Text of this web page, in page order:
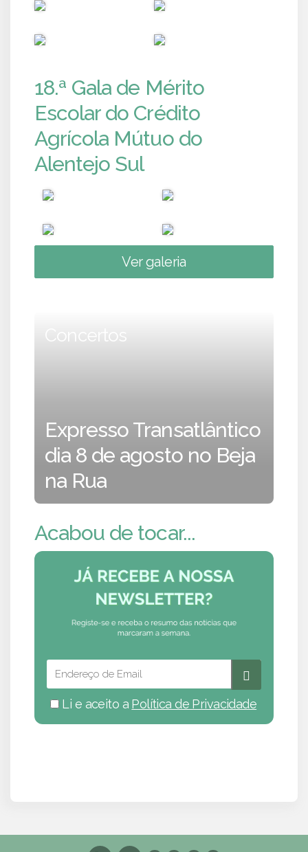
18.ª Gala de Mérito
Escolar do Crédito
Agrícola Mútuo do
Alentejo Sul
Ver galeria
Concertos
Expresso Transatlântico
dia 8 de agosto no Beja
na Rua
Acabou de tocar...
Li e aceito a Política de Privacidade